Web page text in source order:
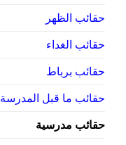
حقائب الظهر
حقائب الغداء
حقائب برباط
حقائب ما قبل المدرسة
حقائب مدرسية